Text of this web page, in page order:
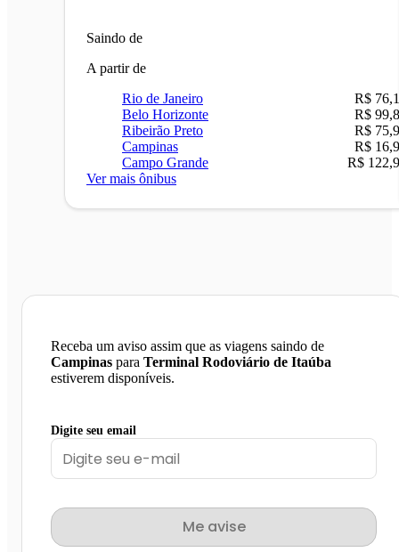
Saindo de
A partir de
Rio de Janeiro
R$
Belo Horizonte
R$
Ribeirão Preto
R$
Campinas
R$
Campo Grande
R$
Ver mais ônibus
Receba um aviso assim que as viagens saindo de
Campinas para Terminal Rodoviário de Itaúba
estiverem disponíveis.
Digite seu email
Me avise